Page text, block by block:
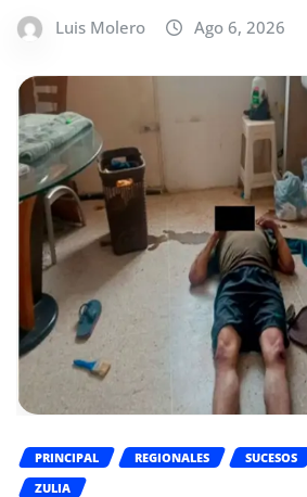
Luis Molero Ago 6, 2026
PRINCIPAL REGIONALES SUCESOS
ZULIA